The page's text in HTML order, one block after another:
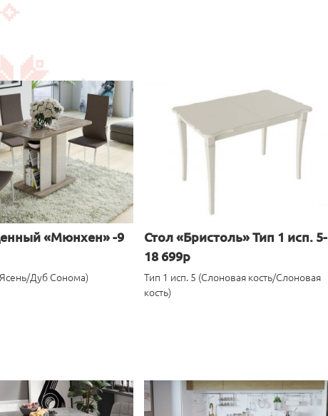
«Мюнхен» -9
Дуб Сонома)
Стол «Бристоль» Тип 1 исп. 5-
18 699р
Тип 1 исп. 5 (Слоновая кость/Слоновая
кость)